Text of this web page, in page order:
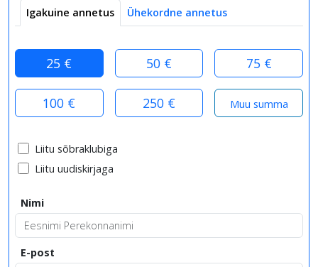
Igakuine annetus Ühekordne annetus
25 € 50 € 75 €
100 € 250 €
Liitu sõbraklubiga
Liitu uudiskirjaga
Nimi
E-post